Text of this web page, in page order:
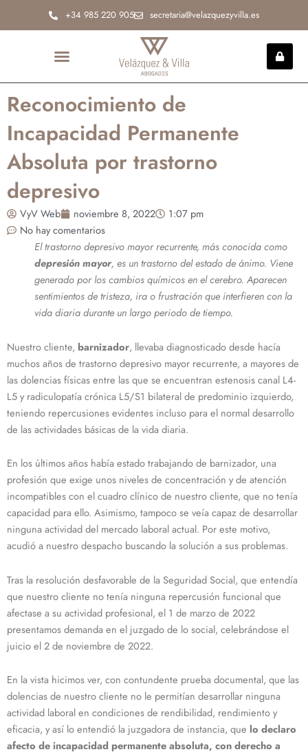
+34 985 220 905 secretaria@velazquezyvilla.es
Reconocimiento de
Incapacidad Permanente
Absoluta por trastorno
depresivo
VyV Web noviembre 8, 2022
1:07 pm
No hay comentarios
El trastorno depresivo mayor recurrente, más conocida como
depresión mayor, es un trastorno del estado de ánimo. Viene
generado por los cambios químicos en el cerebro. Aparecen
sentimientos de tristeza, ira o frustración que interfieren con la
vida diaria durante un largo periodo de tiempo.
Nuestro cliente, barnizador, llevaba diagnosticado desde hacía
muchos años de trastorno depresivo mayor recurrente, a mayores de
las dolencias físicas entre las que se encuentran estenosis canal L4-
L5 y radiculopatía crónica L5/S1 bilateral de predominio izquierdo,
teniendo repercusiones evidentes incluso para el normal desarrollo
de las actividades básicas de la vida diaria.
En los últimos años había estado trabajando de barnizador, una
profesión que exige unos niveles de concentración y de atención
incompatibles con el cuadro clínico de nuestro cliente, que no tenía
capacidad para ello. Asimismo, tampoco se veía capaz de desarrollar
ninguna actividad del mercado laboral actual. Por este motivo,
acudió a nuestro despacho buscando la solución a sus problemas.
Tras la resolución desfavorable de la Seguridad Social, que entendía
que nuestro cliente no tenía ninguna repercusión funcional que
afectase a su actividad profesional, el 1 de marzo de 2022
presentamos demanda en el juzgado de lo social, celebrándose el
juicio el 2 de noviembre de 2022.
En la vista hicimos ver, con contundente prueba documental, que las
dolencias de nuestro cliente no le permitían desarrollar ninguna
actividad laboral en condiciones de rendibilidad, rendimiento y
eficacia, y así lo entendió la juzgadora de instancia, que lo declaro
afecto de incapacidad permanente absoluta, con derecho a